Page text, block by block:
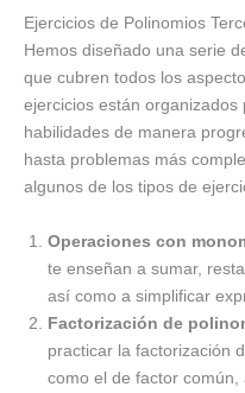
Ejercicios de Polinomios
Hemos diseñado una serie
que cubren todos los
ejercicios están
habilidades de manera
hasta problemas más
algunos de los tipos de
Operaciones con
te enseñan a sumar,
así como a simplificar
Factorización de
practicar la factorización
como el de factor